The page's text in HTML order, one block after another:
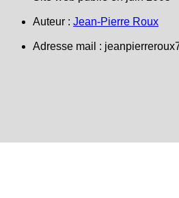
Auteur : Jean-Pierre Roux
Adresse mail :